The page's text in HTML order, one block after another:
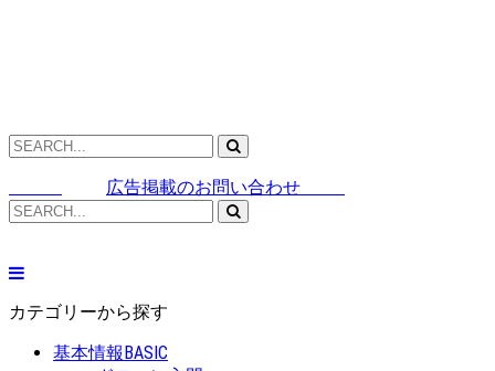
広告掲載のお問い合わせ
カテゴリーから探す
基本情報BASIC